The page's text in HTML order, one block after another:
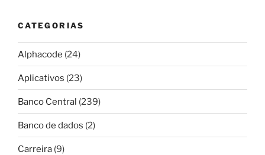
CATEGORIAS
Alphacode (24)
Aplicativos (23)
Banco Central (239)
Banco de dados (2)
Carreira (9)